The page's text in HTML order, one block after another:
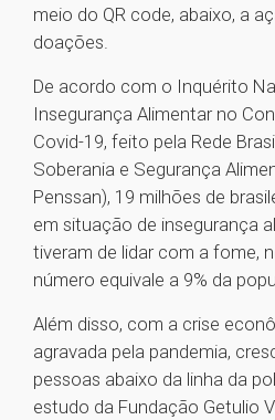
meio do QR code, abaixo, a
doações.
De acordo com o Inquérito
Insegurança Alimentar no
Covid-19, feito pela Rede
Soberania e Segurança
Penssan), 19 milhões de
em situação de insegurança
tiveram de lidar com a fome,
número equivale a 9% da
Além disso, com a crise
agravada pela pandemia,
pessoas abaixo da linha da
estudo da Fundação Getulio